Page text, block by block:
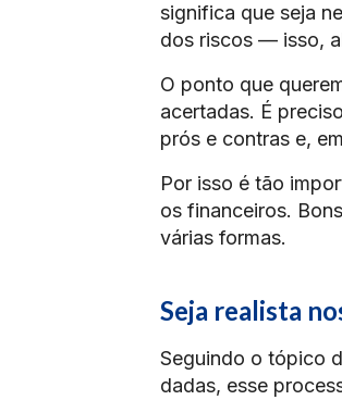
significa que seja
dos riscos — isso,
O ponto que
acertadas. É
prós e contras e,
Por isso é tão
os financeiros. Bons
várias formas.
Seja realista
Seguindo o tópico
dadas, esse